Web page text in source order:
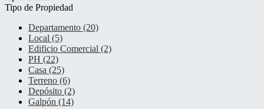
Tipo de Propiedad
Departamento (20)
Local (5)
Edificio Comercial (2)
PH (22)
Casa (25)
Terreno (6)
Depósito (2)
Galpón (14)